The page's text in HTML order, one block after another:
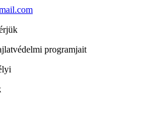
programjait